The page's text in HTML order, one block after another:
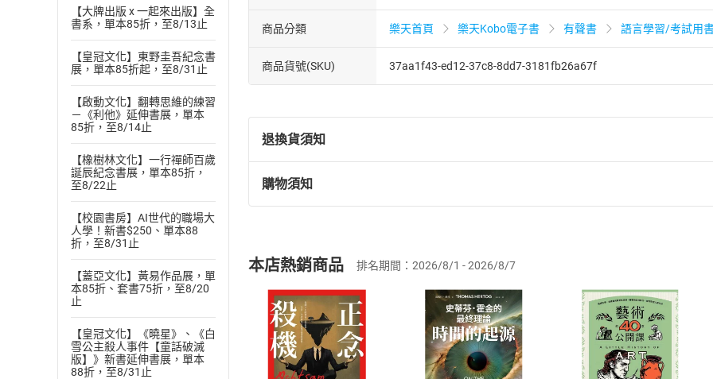
【大牌出版 x 一起來出版】全
書系，單本85折，至8/13止
【皇冠文化】東野圭吾紀念書
展，單本85折起，至8/31止
【啟動文化】翻轉思維的練習
－《利他》延伸書展，單本
85折，至8/14止
【橡樹林文化】一行禪師百歲
誕辰紀念書展，單本85折，
至8/22止
【校園書房】AI世代的職場大
人學！新書$250、單本88
折，至8/31止
【蓋亞文化】黃易作品展，單
本85折、套書75折，至8/20
止
【皇冠文化】《曉星》、《白
雪公主殺人事件【童話破滅
版】》新書延伸書展，單本
88折，至8/31止
商品分類 樂天首頁 樂天Kobo電子書 有聲書 語言學習/考試用
商品貨號(SKU) 37aa1f43-ed12-37c8-8dd7-3181fb26a67f
退換貨須知
退換貨規定：
(一)依消費者保護法第19條第1項後段暨通訊交易解除權合理例外情事適用
(二)消費者訂購本店鋪之商品即代表知悉本店鋪所銷售之商品為電子書，
且已下載/存取電子書，不得請求退貨退款。
退貨方式：您欲取消訂單或辦理退貨時，請登入樂天市場，並於「我的訂單
貨」，本店鋪將依您的申請進行審核，待審核通過後將為您辦理退款事宜。
請注意，樂天市場須以整筆訂單為單位進行取消/退貨，恕無法以單支商品取
購物須知
挑選商品
Choose
放入購物車
Shopping cart
登入帳號
Login
購書後，如何開始使用？
本店熱銷商品 排名期間：2026/8/1 - 2026/8/7